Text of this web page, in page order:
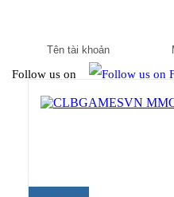
Follow us on